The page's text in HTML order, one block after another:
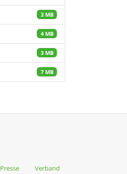
3 MB
4 MB
3 MB
7 MB
Presse Verband